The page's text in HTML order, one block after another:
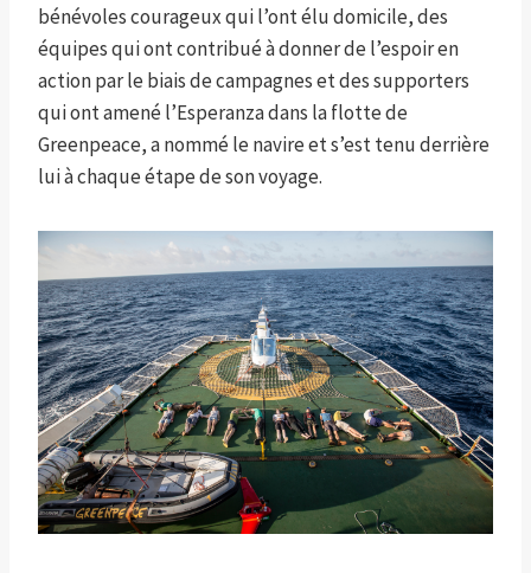
bénévoles courageux qui l’ont élu domicile, des
équipes qui ont contribué à donner de l’espoir en
action par le biais de campagnes et des supporters
qui ont amené l’Esperanza dans la flotte de
Greenpeace, a nommé le navire et s’est tenu derrière
lui à chaque étape de son voyage.